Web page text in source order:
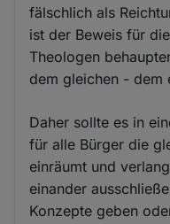
fälschlich als
ist der Beweis für
Theologen
dem gleichen - dem
Daher sollte es in
für alle Bürger die
einräumt und
einander
Konzepte geben